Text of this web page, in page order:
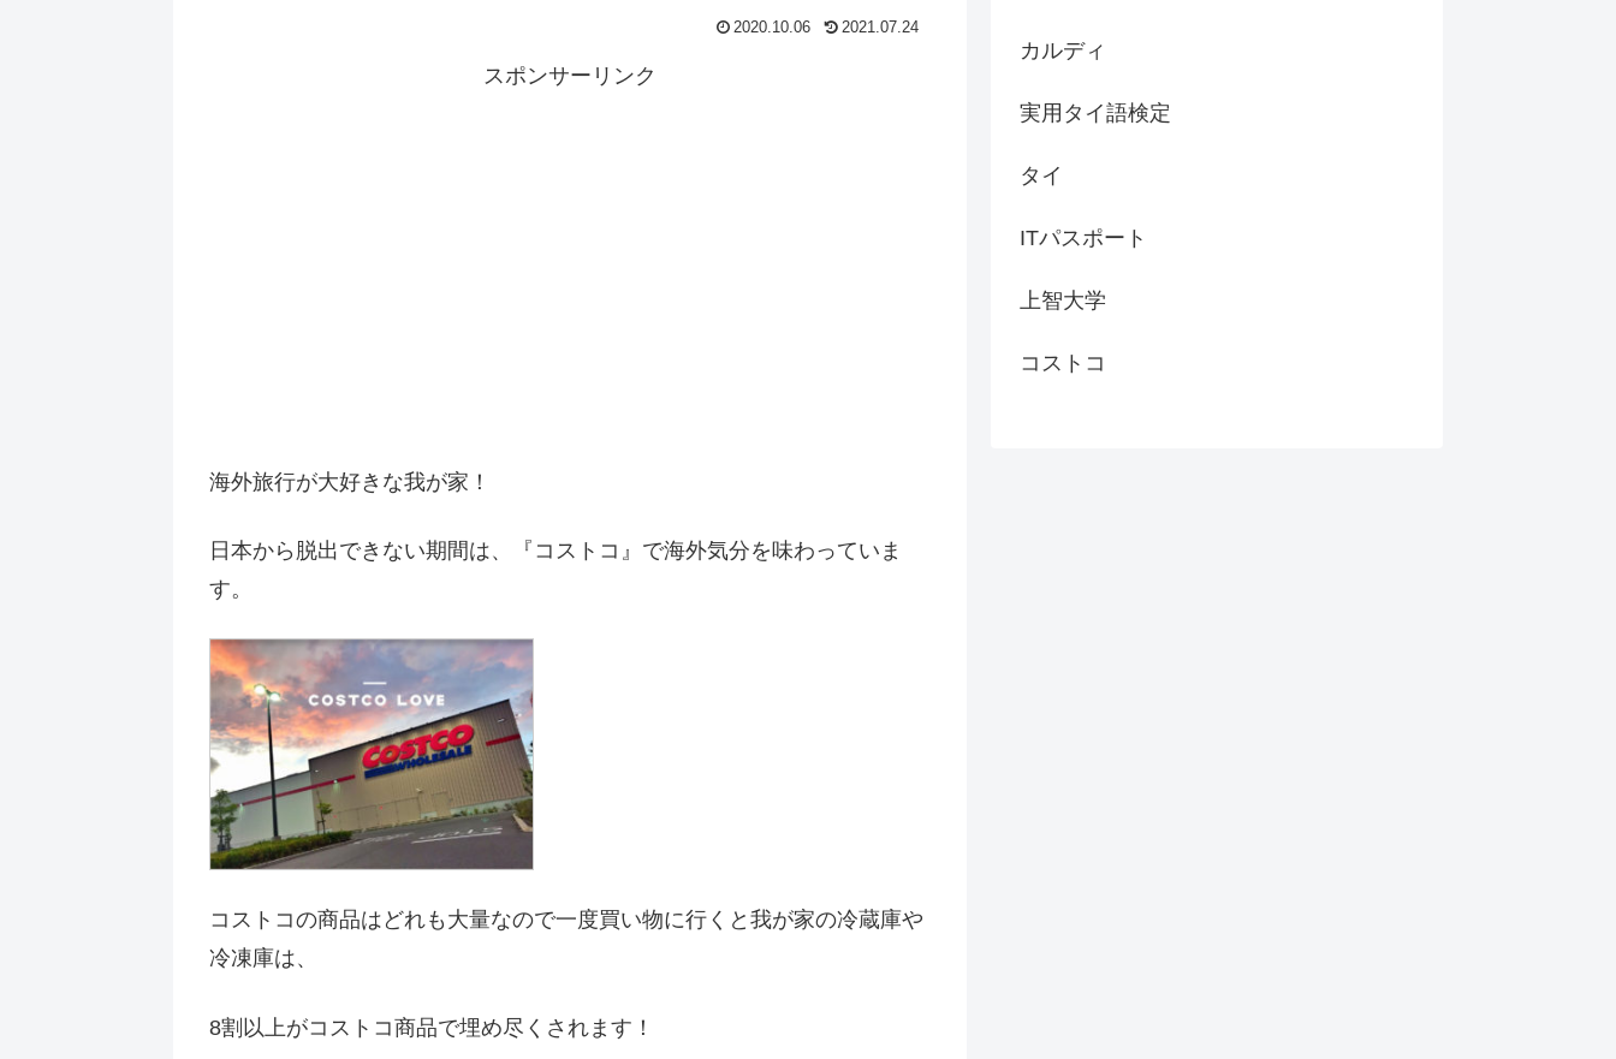
2020.10.06 2021.07.24
スポンサーリンク
海外旅行が大好きな我が家！
日本から脱出できない期間は、『コストコ』 で海外気分を味わっていま
す。
コストコの商品はどれも大量なので一度買い物に行くと我が家の冷蔵庫や
冷凍庫は、
8割以上がコストコ商品で埋め尽くされます！
カルディ
実用タイ語検定
タイ
ITパスポート
上智大学
コストコ